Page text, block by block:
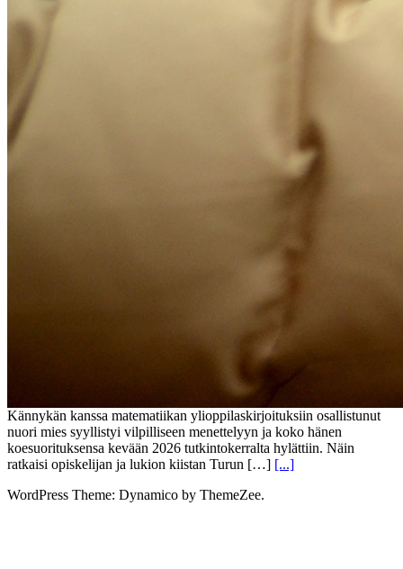
Kännykän kanssa matematiikan ylioppilaskirjoituksiin osallistunut
nuori mies syyllistyi vilpilliseen menettelyyn ja koko hänen
koesuorituksensa kevään 2026 tutkintokerralta hylättiin. Näin
ratkaisi opiskelijan ja lukion kiistan Turun […] [...]
WordPress Theme: Dynamico by ThemeZee.